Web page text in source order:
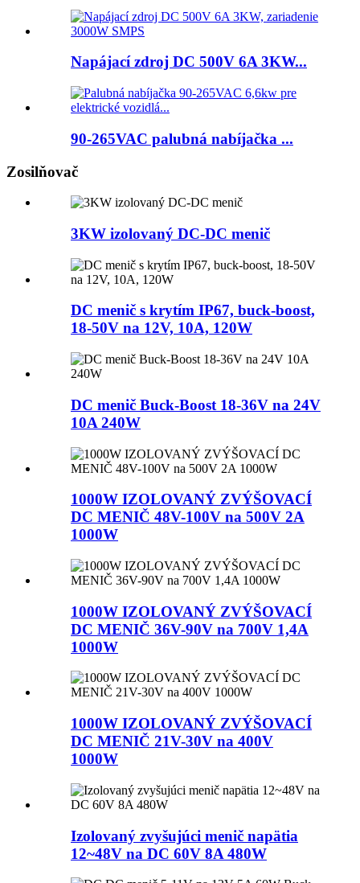
Napájací zdroj DC 500V 6A 3KW...
90-265VAC palubná nabíjačka ...
Zosilňovač
3KW izolovaný DC-DC menič
DC menič s krytím IP67, buck-boost,
18-50V na 12V, 10A, 120W
DC menič Buck-Boost 18-36V na 24V
10A 240W
1000W IZOLOVANÝ ZVÝŠOVACÍ
DC MENIČ 48V-100V na 500V 2A
1000W
1000W IZOLOVANÝ ZVÝŠOVACÍ
DC MENIČ 36V-90V na 700V 1,4A
1000W
1000W IZOLOVANÝ ZVÝŠOVACÍ
DC MENIČ 21V-30V na 400V
1000W
Izolovaný zvyšujúci menič napätia
12~48V na DC 60V 8A 480W